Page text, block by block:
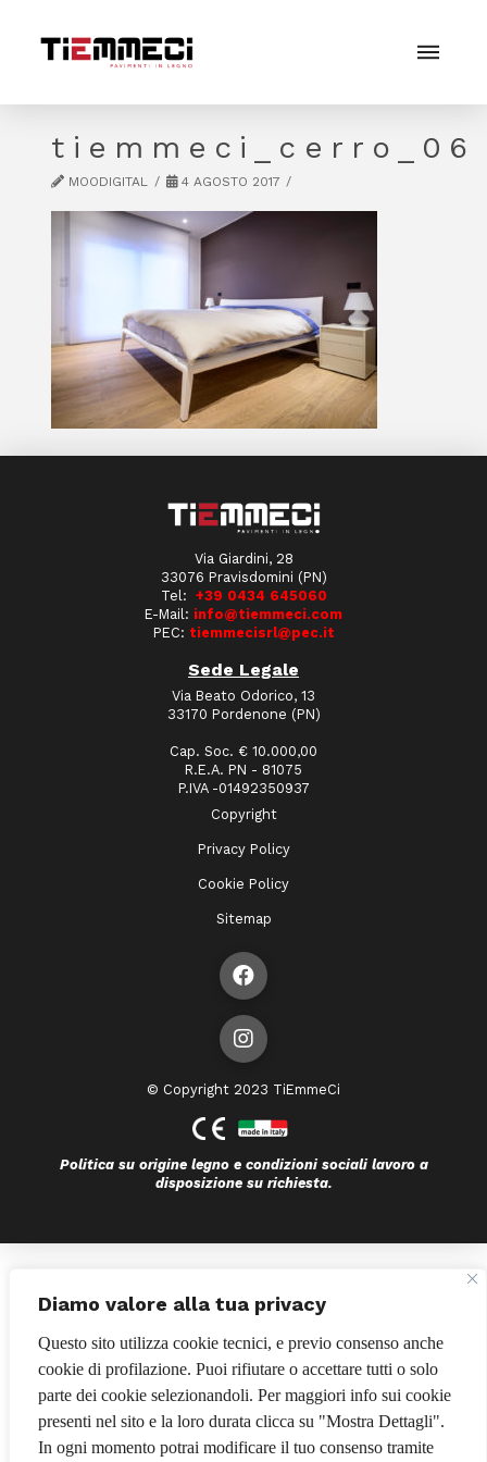
Diamo valore alla tua privacy
Questo sito utilizza cookie tecnici, e previo consenso anche
cookie di profilazione. Puoi rifiutare o accettare tutti o solo
parte dei cookie selezionandoli. Per maggiori info sui cookie
presenti nel sito e la loro durata clicca su "Mostra Dettagli".
In ogni momento potrai modificare il tuo consenso tramite
tiemmeci_cerro_06
MOODIGITAL 4 AGOSTO 2017
Via Giardini, 28
33076 Pravisdomini (PN)
Tel: +39 0434 645060
E-Mail: info@tiemmeci.com
PEC: tiemmecisrl@pec.it
Sede Legale
Via Beato Odorico, 13
33170 Pordenone (PN)
Cap. Soc. € 10.000,00
R.E.A. PN - 81075
P.IVA -01492350937
Copyright
Privacy Policy
Cookie Policy
Sitemap
© Copyright 2023 TiEmmeCi
Politica su origine legno e condizioni sociali lavoro a
disposizione su richiesta.